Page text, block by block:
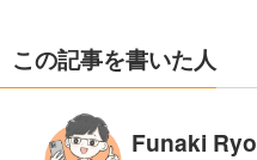
この記事を書いた人
Funaki Ryo